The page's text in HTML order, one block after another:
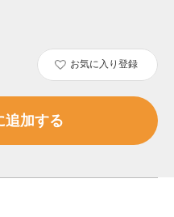
お気に入り登録